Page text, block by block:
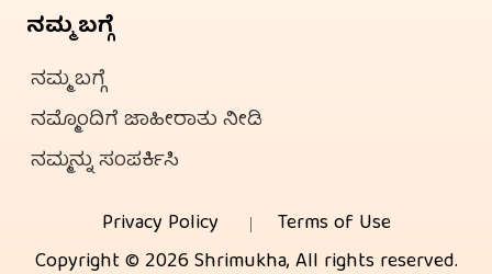
ನಮ್ಮ ಬಗ್ಗೆ
ನಮ್ಮ ಬಗ್ಗೆ
ನಮ್ಮೊಂದಿಗೆ ಜಾಹೀರಾತು ನೀಡಿ
ನಮ್ಮನ್ನು ಸಂಪರ್ಕಿಸಿ
Privacy Policy
Terms of Use
Copyright © 2026 Shrimukha, All rights reserved.